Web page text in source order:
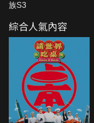
族S3
綜合人氣內容